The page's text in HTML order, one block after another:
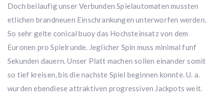
Doch beilaufig unser Verbunden Spielautomaten mussten
etlichen brandneuen Einschrankungen unterworfen werden.
So sehr gelte conical buoy das Hochsteinsatz von dem
Euronen pro Spielrunde. Jeglicher Spin muss minimal funf
Sekunden dauern. Unser Platt machen sollen einander somit
so tief kreisen, bis die nachste Spiel beginnen konnte. U. a.
wurden ebendiese attraktiven progressiven Jackpots weit.